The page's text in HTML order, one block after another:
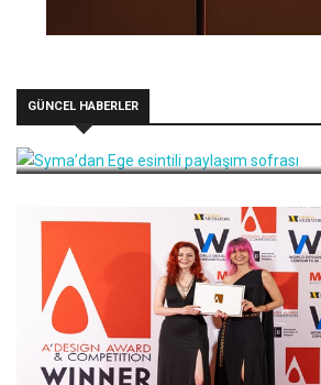
GÜNCEL HABERLER
Syma’dan Ege esintili